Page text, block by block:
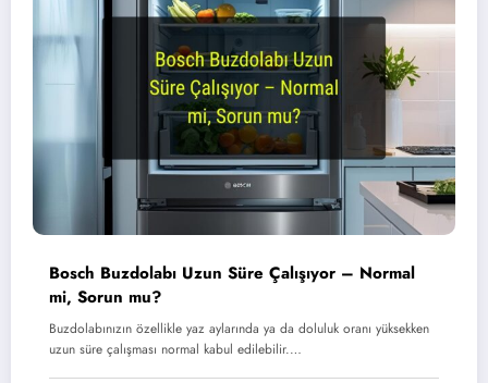
Bosch Buzdolabı Uzun Süre Çalışıyor – Normal
mi, Sorun mu?
Buzdolabınızın özellikle yaz aylarında ya da doluluk oranı yüksekken
uzun süre çalışması normal kabul edilebilir.…